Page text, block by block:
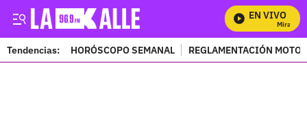
EN VIVO
Mira
Tendencias: HORÓSCOPO SEMANAL REGLAMENTACIÓN